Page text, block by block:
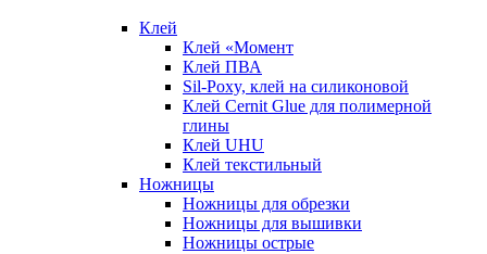
Клей
Клей «Момент
Клей ПВА
Sil-Poxy, клей на силиконовой
Клей Cernit Glue для полимерной
глины
Клей UHU
Клей текстильный
Ножницы
Ножницы для обрезки
Ножницы для вышивки
Ножницы острые